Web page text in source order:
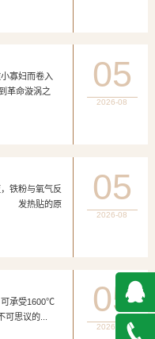
妇而卷入
革命漩涡之
05
2026-08
粉与氧气反
。 发热贴的原
05
2026-08
承受1600℃
思议的...
05
2026-08QQ在